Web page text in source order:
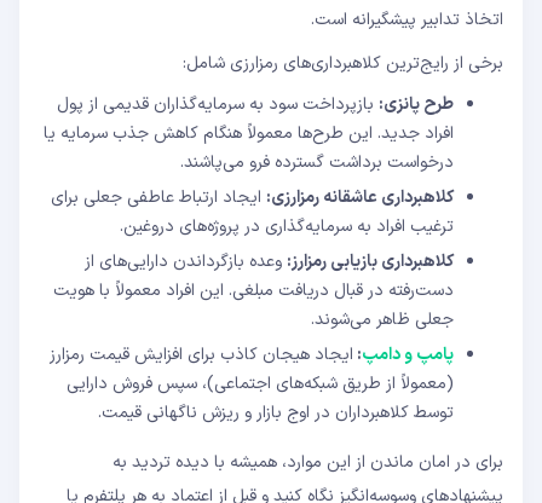
اتخاذ تدابیر پیشگیرانه است.
برخی از رایج‌ترین کلاهبرداری‌های رمزارزی شامل:
طرح پانزی: بازپرداخت سود به سرمایه‌گذاران قدیمی از پول
افراد جدید. این طرح‌ها معمولاً هنگام کاهش جذب سرمایه یا
درخواست برداشت گسترده فرو می‌پاشند.
کلاهبرداری عاشقانه رمزارزی: ایجاد ارتباط عاطفی جعلی برای
ترغیب افراد به سرمایه‌گذاری در پروژه‌های دروغین.
کلاهبرداری بازیابی رمزارز: وعده بازگرداندن دارایی‌های از
دست‌رفته در قبال دریافت مبلغی. این افراد معمولاً با هویت
جعلی ظاهر می‌شوند.
پامپ و دامپ: ایجاد هیجان کاذب برای افزایش قیمت رمزارز
(معمولاً از طریق شبکه‌های اجتماعی)، سپس فروش دارایی
توسط کلاهبرداران در اوج بازار و ریزش ناگهانی قیمت.
برای در امان ماندن از این موارد، همیشه با دیده تردید به
پیشنهادهای وسوسه‌انگیز نگاه کنید و قبل از اعتماد به هر پلتفرم یا